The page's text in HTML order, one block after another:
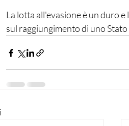
La lotta all'evasione è un duro
sul raggiungimento di uno